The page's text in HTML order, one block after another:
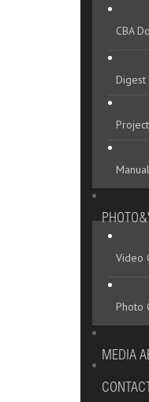
CBA
Digest
Video
Photo
MEDIA